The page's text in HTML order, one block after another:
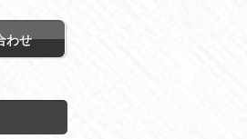
わせ